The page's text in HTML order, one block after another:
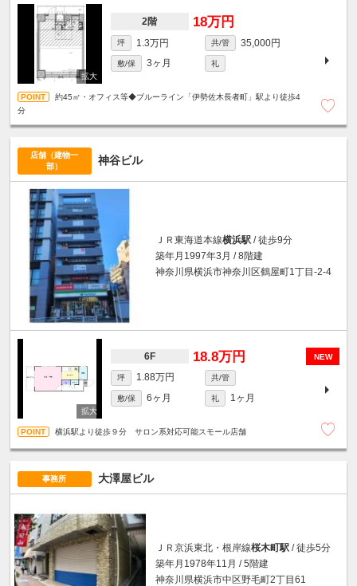
2階 18万円
坪 1.3万円 共/管 35,000円
敷/保 3ヶ月 礼
約45㎡・オフィス等◆ブルーライン「伊勢佐木長者町」駅より徒歩4
分
店舗（建物一
部）
神谷ビル
ＪＲ東海道本線横浜駅 / 徒歩9分
築年月1997年3月 / 8階建
神奈川県横浜市神奈川区鶴屋町1丁目-2-4
NEW
6F 18.8万円
坪 1.88万円 共/管
敷/保 6ヶ月 礼 1ヶ月
横浜駅より徒歩９分 サロン系対応可能スモール店舗
事務所 大澤屋ビル
ＪＲ京浜東北・根岸線桜木町駅 / 徒歩5分
築年月1978年11月 / 5階建
神奈川県横浜市中区野毛町2丁目61